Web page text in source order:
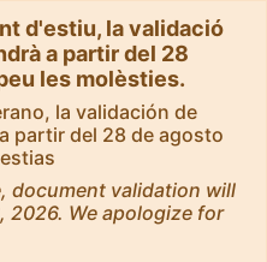
d'estiu, la validació
a partir del 28
les molèsties.
la validación de
partir del 28 de agosto
document validation will
We apologize for